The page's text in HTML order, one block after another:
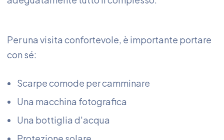
Per una visita confortevole, è importante portare
con sé:
Scarpe comode per camminare
Una macchina fotografica
Una bottiglia d'acqua